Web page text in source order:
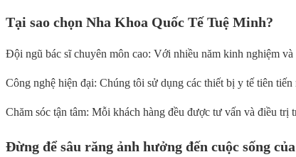
Tại sao chọn Nha Khoa Quốc Tế Tuệ Minh?
Đội ngũ bác sĩ chuyên môn cao: Với nhiều năm kinh nghiệm
Công nghệ hiện đại: Chúng tôi sử dụng các thiết bị y tế tiên
Chăm sóc tận tâm: Mỗi khách hàng đều được tư vấn và điều
Đừng để sâu răng ảnh hưởng đến cuộc sống